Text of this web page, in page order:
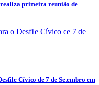
primeira reunião de
Cívico de 7 de Setembro em